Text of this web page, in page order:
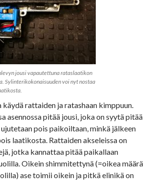
jousi vapautettuna rataslaatikon
Sylinterikokonaisuuden voi nyt nostaa
käydä rattaiden ja ratashaan kimppuun.
asennossa pitää jousi, joka on syytä pitää
pois paikoiltaan, minkä jälkeen
laatikosta. Rattaiden akseleissa on
jotka kannattaa pitää paikallaan
Oikein shimmitettynä (=oikea määrä
ase toimii oikein ja pitkä elinikä on